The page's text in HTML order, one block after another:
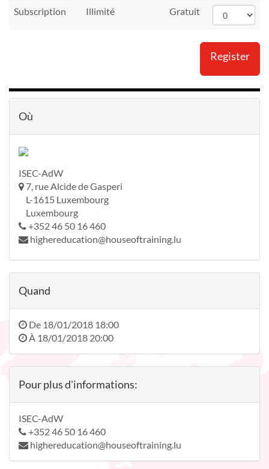
Subscription Illimité Gratuit
Register
Où
ISEC-AdW
7, rue Alcide de Gasperi
L-1615 Luxembourg
Luxembourg
+352 46 50 16 460
highereducation@houseoftraining.lu
Quand
De 18/01/2018 18:00
À 18/01/2018 20:00
Pour plus d'informations:
ISEC-AdW
+352 46 50 16 460
highereducation@houseoftraining.lu